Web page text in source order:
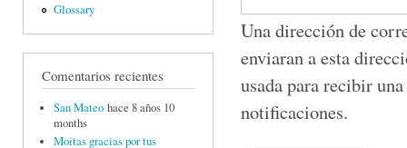
Glossary
Comentarios recientes
San Mateo hace 8 años 10
months
Moitas gracias por tus
Una dirección de
enviaran a esta
usada para recibir
notificaciones.